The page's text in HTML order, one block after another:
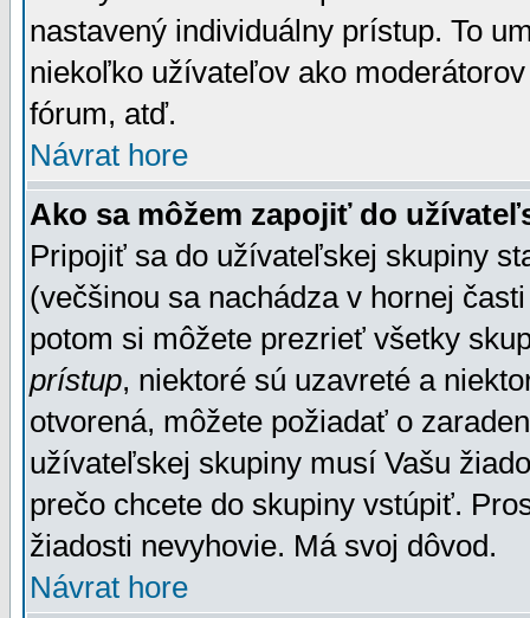
nastavený individuálny prístup. To
niekoľko užívateľov ako
fórum, atď.
Návrat hore
Ako sa môžem zapojiť do
Pripojiť sa do užívateľskej skupiny
(večšinou sa nachádza v hornej
potom si môžete prezrieť všetky
prístup, niektoré sú uzavreté a
otvorená, môžete požiadať o
užívateľskej skupiny musí Vašu
prečo chcete do skupiny vstúpiť.
žiadosti nevyhovie. Má svoj dôvod.
Návrat hore